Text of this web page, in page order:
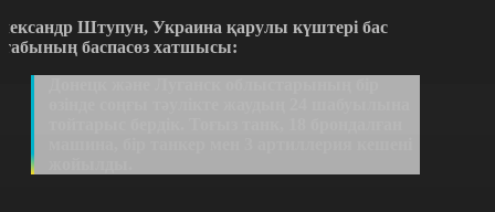
Штупун, Украина қарулы күштері бас
баспасөз хатшысы: